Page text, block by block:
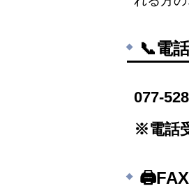
📞電話
077-
※電話
🖨FAX